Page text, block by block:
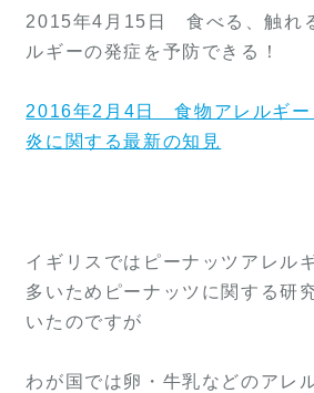
2015年4月15日 食べる、触れ
ルギーの発症を予防できる！
2016年2月4日 食物アレルギー
炎に関する最新の知見
イギリスではピーナッツアレル
多いためピーナッツに関する研
いたのですが
わが国では卵・牛乳などのアレ